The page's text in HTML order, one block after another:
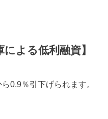
よる低利融資】
0.9％引下げられます。